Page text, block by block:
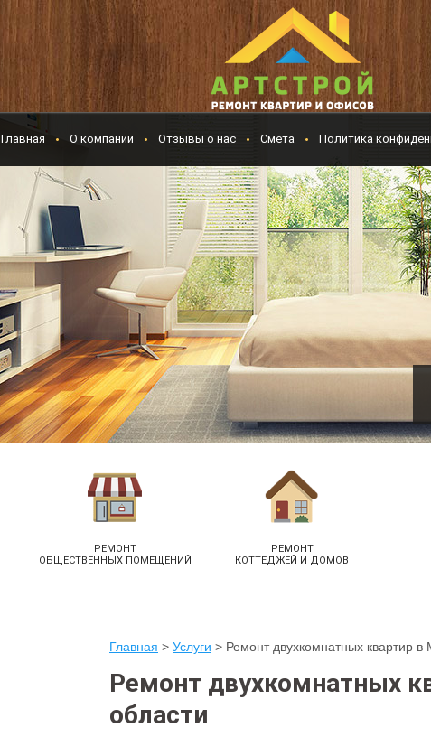
Главная О компании Отзывы о нас Смета Политика
РЕМОНТ
ОБЩЕСТВЕННЫХ ПОМЕЩЕНИЙ
РЕМОНТ
КОТТЕДЖЕЙ И ДОМОВ
Главная > Услуги > Ремонт двухкомнатных квартир в
Ремонт двухкомнатных
области